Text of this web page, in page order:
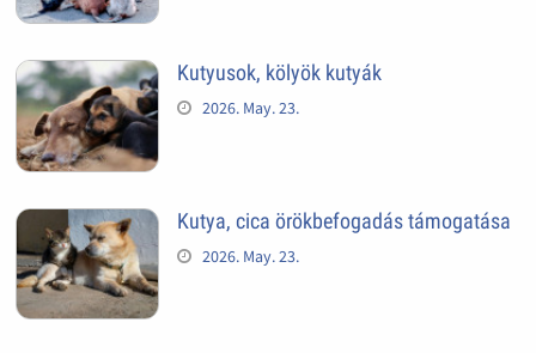
Kutyusok, kölyök kutyák
2026. May. 23.
Kutya, cica örökbefogadás támogatása
2026. May. 23.